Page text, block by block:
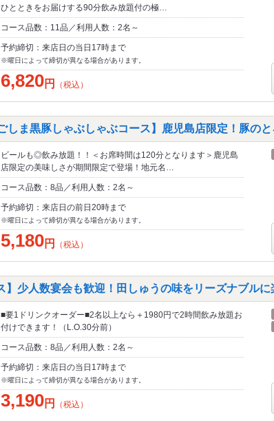
ひとときをお届けする90分飲み放題付の極…
コース品数：11品／利用人数：2名～
予約締切：来店日の当日17時まで
※曜日によって締切が異なる場合があります。
6,820円 （税込）
しま黒豚しゃぶしゃぶコース】鹿児島店限定！豚の
ビールも◎飲み放題！！＜お席時間は120分となります＞鹿児島
店限定の美味しさが期間限定で登場！地元名…
コース品数：8品／利用人数：2名～
予約締切：来店日の前日20時まで
※曜日によって締切が異なる場合があります。
5,180円 （税込）
】少人数宴会も歓迎！田しゅうの味をリーズナブルに
■要1ドリンクオーダー■2名以上なら＋1980円で2時間飲み放題お
付けできます！（L.O.30分前）
コース品数：8品／利用人数：2名～
予約締切：来店日の当日17時まで
※曜日によって締切が異なる場合があります。
3,190円 （税込）